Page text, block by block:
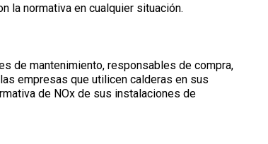
la normativa en cualquier situación.
de mantenimiento, responsables de compra,
empresas que utilicen calderas en sus
de NOx de sus instalaciones de